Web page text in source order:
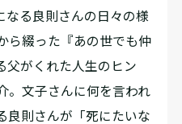
る良則さんの日々の様
ら綴った『あの世でも仲
父がくれた人生のヒン
。文子さんに何を言われ
良則さんが「死にたいな